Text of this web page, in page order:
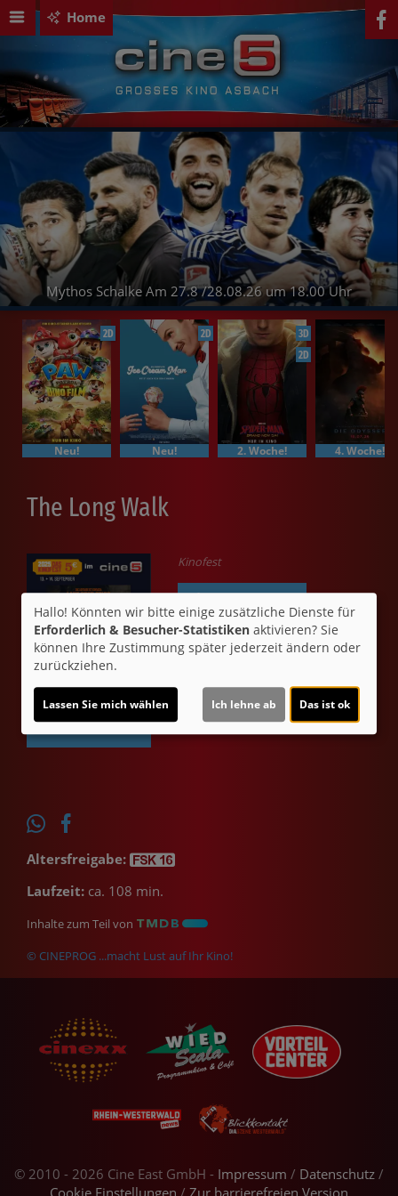
Home
Mythos Schalke Am 27.8 /28.08.26 um 18.00 Uhr
2D
Neu!
2D
Neu!
3D
2D
2. Woche! 4. Woche!
The Long Walk
Kinofest
Ticket-Alarm
Altersfreigabe:
Laufzeit: ca. 108 min.
Inhalte zum Teil von
© CINEPROG ...macht Lust auf Ihr Kino!
© 2010 - 2026 Cine East GmbH - Impressum / Datenschutz /
Hallo! Könnten wir bitte einige zusätzliche Dienste für
Erforderlich & Besucher-Statistiken aktivieren? Sie
können Ihre Zustimmung später jederzeit ändern oder
zurückziehen.
Lassen Sie mich wählen Ich lehne ab Das ist ok